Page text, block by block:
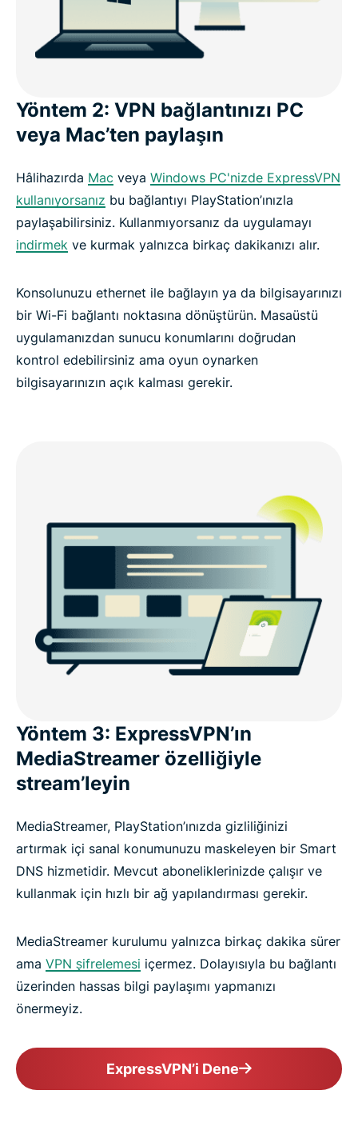
Yöntem 2: VPN bağlantınızı PC
veya Mac’ten paylaşın
Hâlihazırda Mac veya Windows PC'nizde ExpressVPN
kullanıyorsanız bu bağlantıyı PlayStation’ınızla
paylaşabilirsiniz. Kullanmıyorsanız da uygulamayı
indirmek ve kurmak yalnızca birkaç dakikanızı alır.
Konsolunuzu ethernet ile bağlayın ya da bilgisayarınızı
bir Wi-Fi bağlantı noktasına dönüştürün. Masaüstü
uygulamanızdan sunucu konumlarını doğrudan
kontrol edebilirsiniz ama oyun oynarken
bilgisayarınızın açık kalması gerekir.
Yöntem 3: ExpressVPN’ın
MediaStreamer özelliğiyle
stream’leyin
MediaStreamer, PlayStation’ınızda gizliliğinizi
artırmak içi sanal konumunuzu maskeleyen bir Smart
DNS hizmetidir. Mevcut aboneliklerinizde çalışır ve
kullanmak için hızlı bir ağ yapılandırması gerekir.
MediaStreamer kurulumu yalnızca birkaç dakika sürer
ama VPN şifrelemesi içermez. Dolayısıyla bu bağlantı
üzerinden hassas bilgi paylaşımı yapmanızı
önermeyiz.
ExpressVPN’i Dene